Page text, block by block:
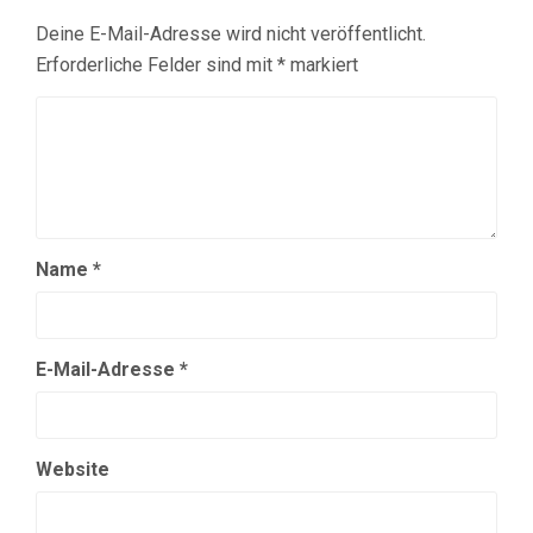
Deine E-Mail-Adresse wird nicht veröffentlicht.
Erforderliche Felder sind mit * markiert
Name *
E-Mail-Adresse *
Website